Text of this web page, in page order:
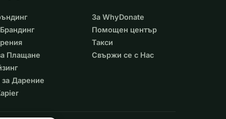
Плащане
Дарение
За WhyDonate
Помощен център
Такси
Свържи се с Нас